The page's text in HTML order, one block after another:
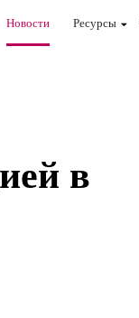
Новости Ресурсы
в